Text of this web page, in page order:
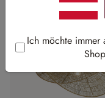
Ich möchte immer